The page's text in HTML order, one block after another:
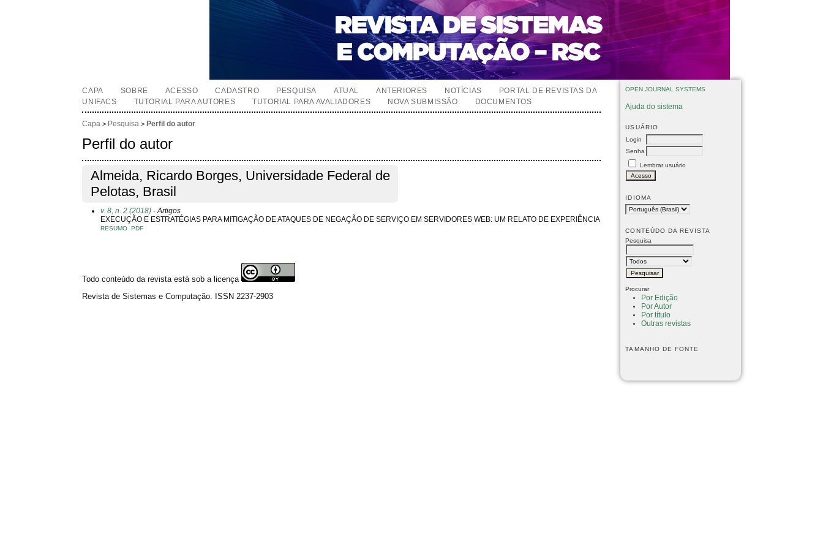
OPEN JOURNAL SYSTEMS
Ajuda do sistema
USUÁRIO
Login
Senha
Lembrar usuário
IDIOMA
CONTEÚDO DA REVISTA
Pesquisa
Procurar
Por Edição
Por Autor
Por título
Outras revistas
TAMANHO DE FONTE
CAPA SOBRE ACESSO CADASTRO PESQUISA ATUAL ANTERIORES NOTÍCIAS
PORTAL DE REVISTAS DA
UNIFACS
TUTORIAL PARA AUTORES TUTORIAL PARA AVALIADORES NOVA SUBMISSÃO DOCUMENTOS
Capa > Pesquisa > Perfil do autor
Perfil do autor
Almeida, Ricardo Borges, Universidade Federal de
Pelotas, Brasil
v. 8, n. 2 (2018) - Artigos
EXECUÇÃO E ESTRATÉGIAS PARA MITIGAÇÃO DE ATAQUES DE NEGAÇÃO DE SERVIÇO EM SERVIDORES WEB: UM RELATO DE EXPERIÊNCIA
RESUMO PDF
Todo conteúdo da revista está sob a licença
Revista de Sistemas e Computação. ISSN 2237-2903